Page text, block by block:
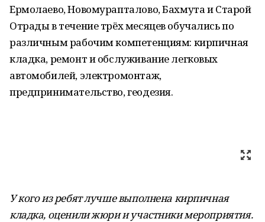
Ермолаево, Новомурапталово, Бахмута и Старой
Отрады в течение трёх месяцев обучались по
различным рабочим компетенциям: кирпичная
кладка, ремонт и обслуживание легковых
автомобилей, электромонтаж,
предпринимательство, геодезия.
У кого из ребят лучше выполнена кирпичная
кладка, оценили жюри и участники мероприятия.